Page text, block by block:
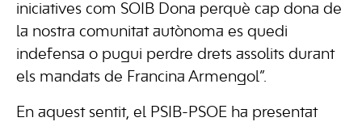
iniciatives com SOIB Dona perquè cap dona de
la nostra comunitat autònoma es quedi
indefensa o pugui perdre drets assolits durant
els mandats de Francina Armengol”.
En aquest sentit, el PSIB-PSOE ha presentat